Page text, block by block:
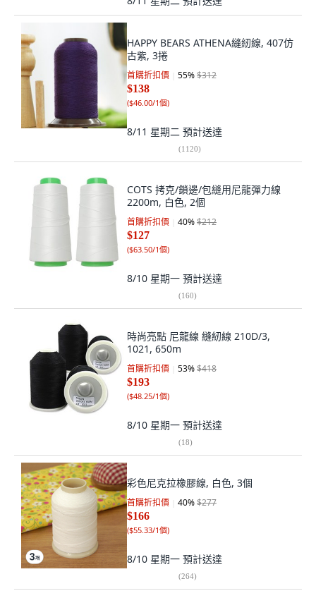
HAPPY BEARS ATHENA縫紉線, 407仿
古紫, 3捲
首購折扣價 55%$312
$138
($46.00/1個)
8/11 星期二 預計送達
(1120)
COTS 拷克/鎖邊/包縫用尼龍彈力線
2200m, 白色, 2個
首購折扣價 40%$212
$127
($63.50/1個)
8/10 星期一 預計送達
(160)
時尚亮點 尼龍線 縫紉線 210D/3,
1021, 650m
首購折扣價 53%$418
$193
($48.25/1個)
8/10 星期一 預計送達
(18)
彩色尼克拉橡膠線, 白色, 3個
首購折扣價 40%$277
$166
($55.33/1個)
8/10 星期一 預計送達
(264)